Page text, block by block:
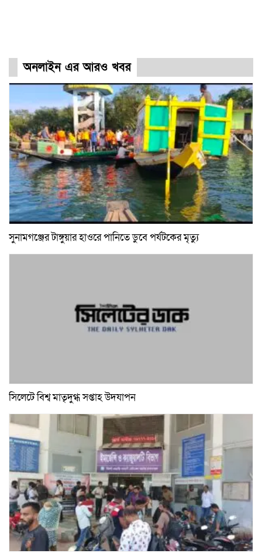
অনলাইন এর আরও খবর
সুনামগঞ্জের টাঙ্গুয়ার হাওরে পানিতে ডুবে পর্যটকের মৃত্যু
সিলেটে বিশ্ব মাতৃদুগ্ধ সপ্তাহ উদযাপন